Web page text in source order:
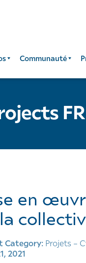
Communauté
FR
en
Category: Projets –
2021